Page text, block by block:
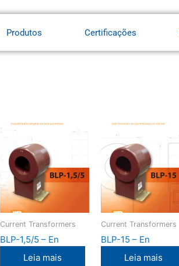
Produtos Certificações
Current Transformers
BLP-1,5/5 – En
Leia mais
Current Transformers
BLP-15 – En
Leia mais